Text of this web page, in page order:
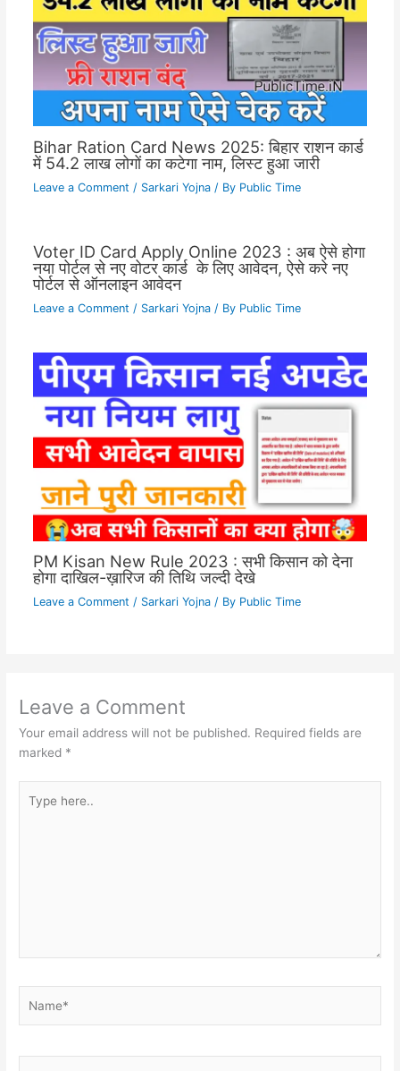
Bihar Ration Card News 2025: बिहार राशन कार्ड
में 54.2 लाख लोगों का कटेगा नाम, लिस्ट हुआ जारी
Leave a Comment / Sarkari Yojna/ By Public Time
Voter ID Card Apply Online 2023 : अब ऐसे होगा
नया पोर्टल से नए वोटर कार्ड के लिए आवेदन, ऐसे करे नए
पोर्टल से ऑनलाइन आवेदन
Leave a Comment / Sarkari Yojna/ By Public Time
PM Kisan New Rule 2023 : सभी किसान को देना
होगा दाखिल-ख़ारिज की तिथि जल्दी देखे
Leave a Comment / Sarkari Yojna/ By Public Time
Leave a Comment
Your email address will not be published. Required fields are
marked *
here..